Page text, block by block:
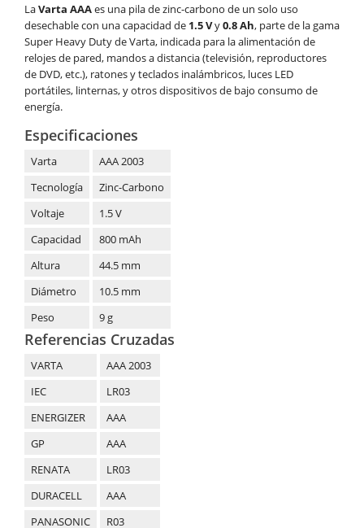
LaVarta AAAes una pila de zinc-carbono de un solo uso
desechable con una capacidad de 1.5 Vy0.8 Ah, parte de la gama
Super Heavy Duty de Varta, indicada para la alimentación de
relojes de pared, mandos a distancia (televisión, reproductores
de DVD, etc.), ratones y teclados inalámbricos, luces LED
portátiles, linternas, y otros dispositivos de bajo consumo de
energía.
Especificaciones
Varta
AAA 2003
Tecnología
Zinc-Carbono
Voltaje
1.5 V
Capacidad
800 mAh
Altura
44.5 mm
Diámetro
10.5 mm
Peso
9 g
Referencias Cruzadas
VARTA
AAA 2003
IEC
LR03
ENERGIZER
AAA
GP
AAA
RENATA
LR03
DURACELL
AAA
PANASONIC
R03